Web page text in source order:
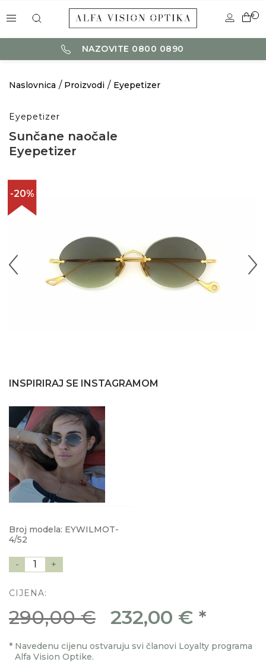
0
NAZOVITE 0800 0890
Naslovnica Proizvodi Eyepetizer
Eyepetizer
Sunčane naočale
Eyepetizer
-20%
INSPIRIRAJ SE INSTAGRAMOM
Broj modela: EYWILMOT-
4/52
- 1 +
CIJENA:
290,00 € 232,00 € *
* Navedenu cijenu ostvaruju svi članovi Loyalty programa
Alfa Vision Optike.